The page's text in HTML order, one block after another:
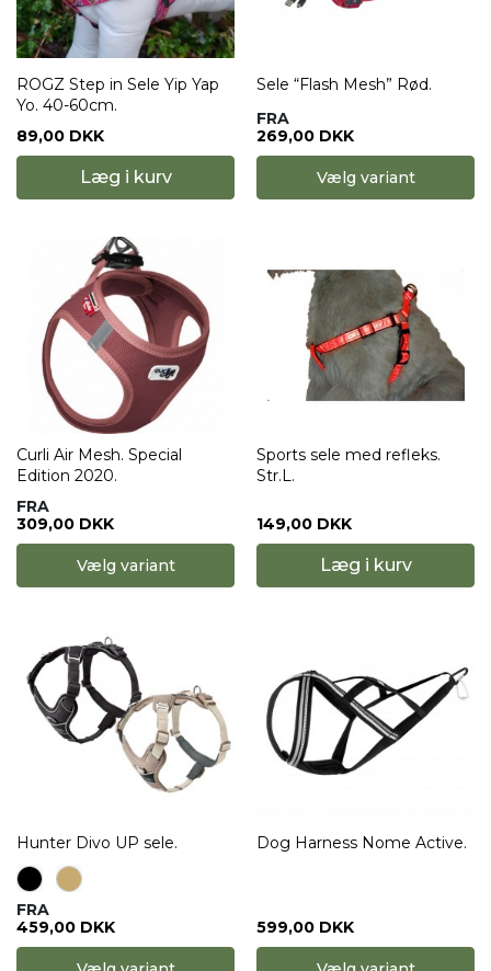
ROGZ Step in Sele Yip Yap
Yo. 40-60cm.
89,00 DKK
Læg i kurv
Sele “Flash Mesh” Rød.
FRA
269,00 DKK
Vælg variant
Curli Air Mesh. Special
Edition 2020.
FRA
309,00 DKK
Vælg variant
Sports sele med refleks.
Str.L.
149,00 DKK
Læg i kurv
Hunter Divo UP sele.
FRA
459,00 DKK
Dog Harness Nome Active.
599,00 DKK